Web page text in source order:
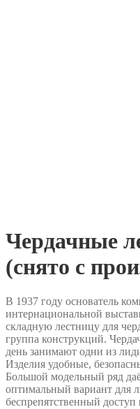
Чердачные
(снято с
В 1937 году основатель
интернациональной
складную лестницу для
группа конструкций.
день занимают одни из
Изделия удобные,
Большой модельный ряд
оптимальный вариант для
беспрепятственный доступ